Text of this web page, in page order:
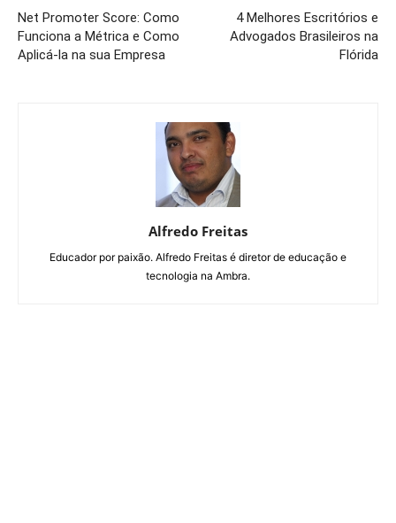
Net Promoter Score: Como
Funciona a Métrica e Como
Aplicá-la na sua Empresa
4 Melhores Escritórios e
Advogados Brasileiros na
Flórida
Alfredo Freitas
Educador por paixão. Alfredo Freitas é diretor de educação e
tecnologia na Ambra.